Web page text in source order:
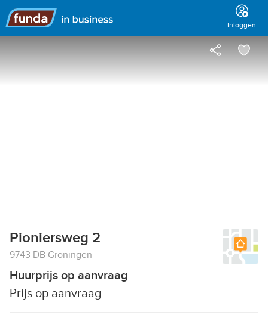
Hoofdmenu
Inloggen
Pioniersweg 2
9743 DB Groningen
Huurprijs op aanvraag
Prijs op aanvraag